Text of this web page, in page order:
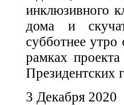
инклюзивного
дома и
субботнее утро
рамках
Президентских
3 Декабря 2020